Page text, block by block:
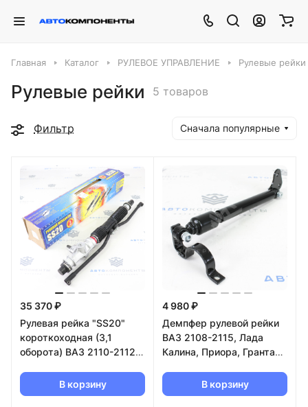
Главная Каталог РУЛЕВОЕ УПРАВЛЕНИЕ Рулевые рейки
Рулевые рейки 5 товаров
Фильтр Сначала популярные
35 370 ₽
Рулевая рейка "SS20"
короткоходная (3,1
оборота) ВАЗ 2110-2112,
В корзину
4 980 ₽
Демпфер рулевой рейки
ВАЗ 2108-2115, Лада
Калина, Приора, Гранта
В корзину